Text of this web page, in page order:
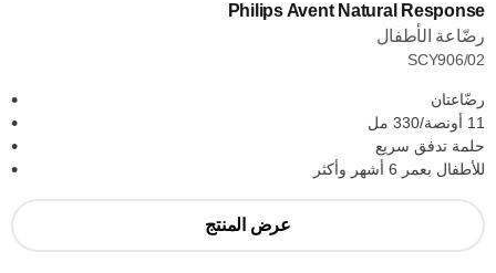
Philips Avent Natural Response
رضّاعة الأطفال
SCY906/02
رضّاعتان
11 أونصة/330 مل
حلمة تدفق سريع
للأطفال بعمر 6 أشهر وأكثر
عرض المنتج